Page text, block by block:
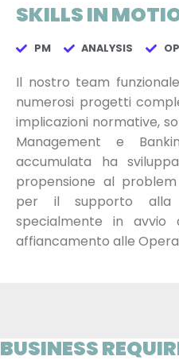
SKILLS IN
PM ANALYSIS
Il nostro team
numerosi progetti
implicazioni normative,
Management e
accumulata ha
propensione al
per il supporto alla
specialmente in
affiancamento alle
BUSINESS